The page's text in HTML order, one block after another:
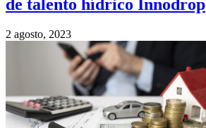
de talento hídrico Innodrop
2 agosto, 2023